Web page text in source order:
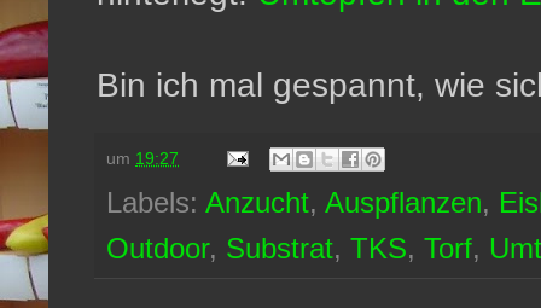
Bin ich mal gespannt, wie
um 19:27
Labels: Anzucht, Auspflanzen,
Outdoor, Substrat, TKS, Torf,